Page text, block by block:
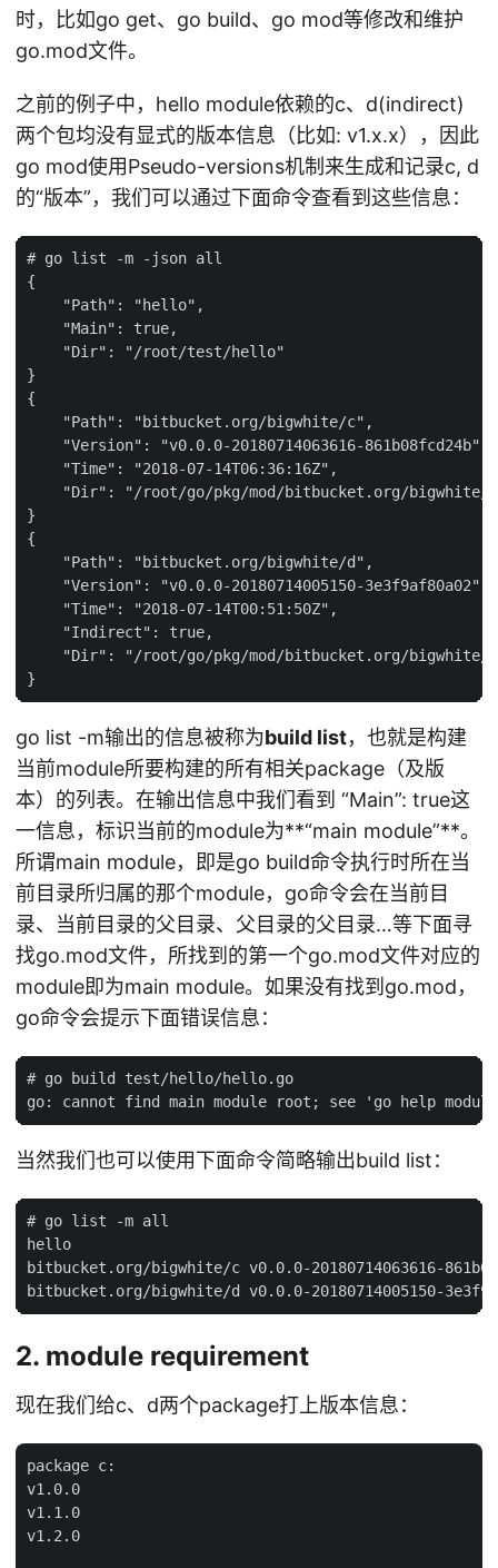
时，比如go get、go build、go mod等修改和维护
go.mod文件。
之前的例子中，hello module依赖的c、d(indirect)
两个包均没有显式的版本信息（比如: v1.x.x），因此
go mod使用Pseudo-versions机制来生成和记录c, d
的“版本”，我们可以通过下面命令查看到这些信息：
# go list -m -json all
{
    "Path": "hello",
    "Main": true,
    "Dir": "/root/test/hello"
}
{
    "Path": "bitbucket.org/bigwhite/c",
    "Version": "v0.0.0-20180714063616-861b08fcd24b",
    "Time": "2018-07-14T06:36:16Z",
"Dir": "/root/go/pkg/mod/bitbucket.org/
}
{
    "Path": "bitbucket.org/bigwhite/d",
    "Version": "v0.0.0-20180714005150-3e3f9af80a02",
    "Time": "2018-07-14T00:51:50Z",
    "Indirect": true,
"Dir": "/root/go/pkg/mod/bitbucket.org/
go list -m输出的信息被称为build list，也就是构建
当前module所要构建的所有相关package（及版
本）的列表。在输出信息中我们看到 “Main”: true这
一信息，标识当前的module为**“main module”**。
所谓main module，即是go build命令执行时所在当
前目录所归属的那个module，go命令会在当前目
录、当前目录的父目录、父目录的父目录…等下面寻
找go.mod文件，所找到的第一个go.mod文件对应的
module即为main module。如果没有找到go.mod，
go命令会提示下面错误信息：
# go build test/hello/hello.go
当然我们也可以使用下面命令简略输出build list：
# go list -m all
hello
bitbucket.org/bigwhite/c v0.0.0-20180714063616-
2. module requirement
现在我们给c、d两个package打上版本信息：
package c:
v1.0.0
v1.1.0
v1.2.0